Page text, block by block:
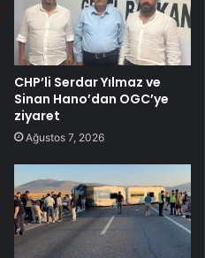
CHP’li Serdar Yılmaz ve
Sinan Hano’dan OGC’ye
ziyaret
Ağustos 7, 2026